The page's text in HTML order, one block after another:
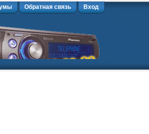
Обратная связь Вход